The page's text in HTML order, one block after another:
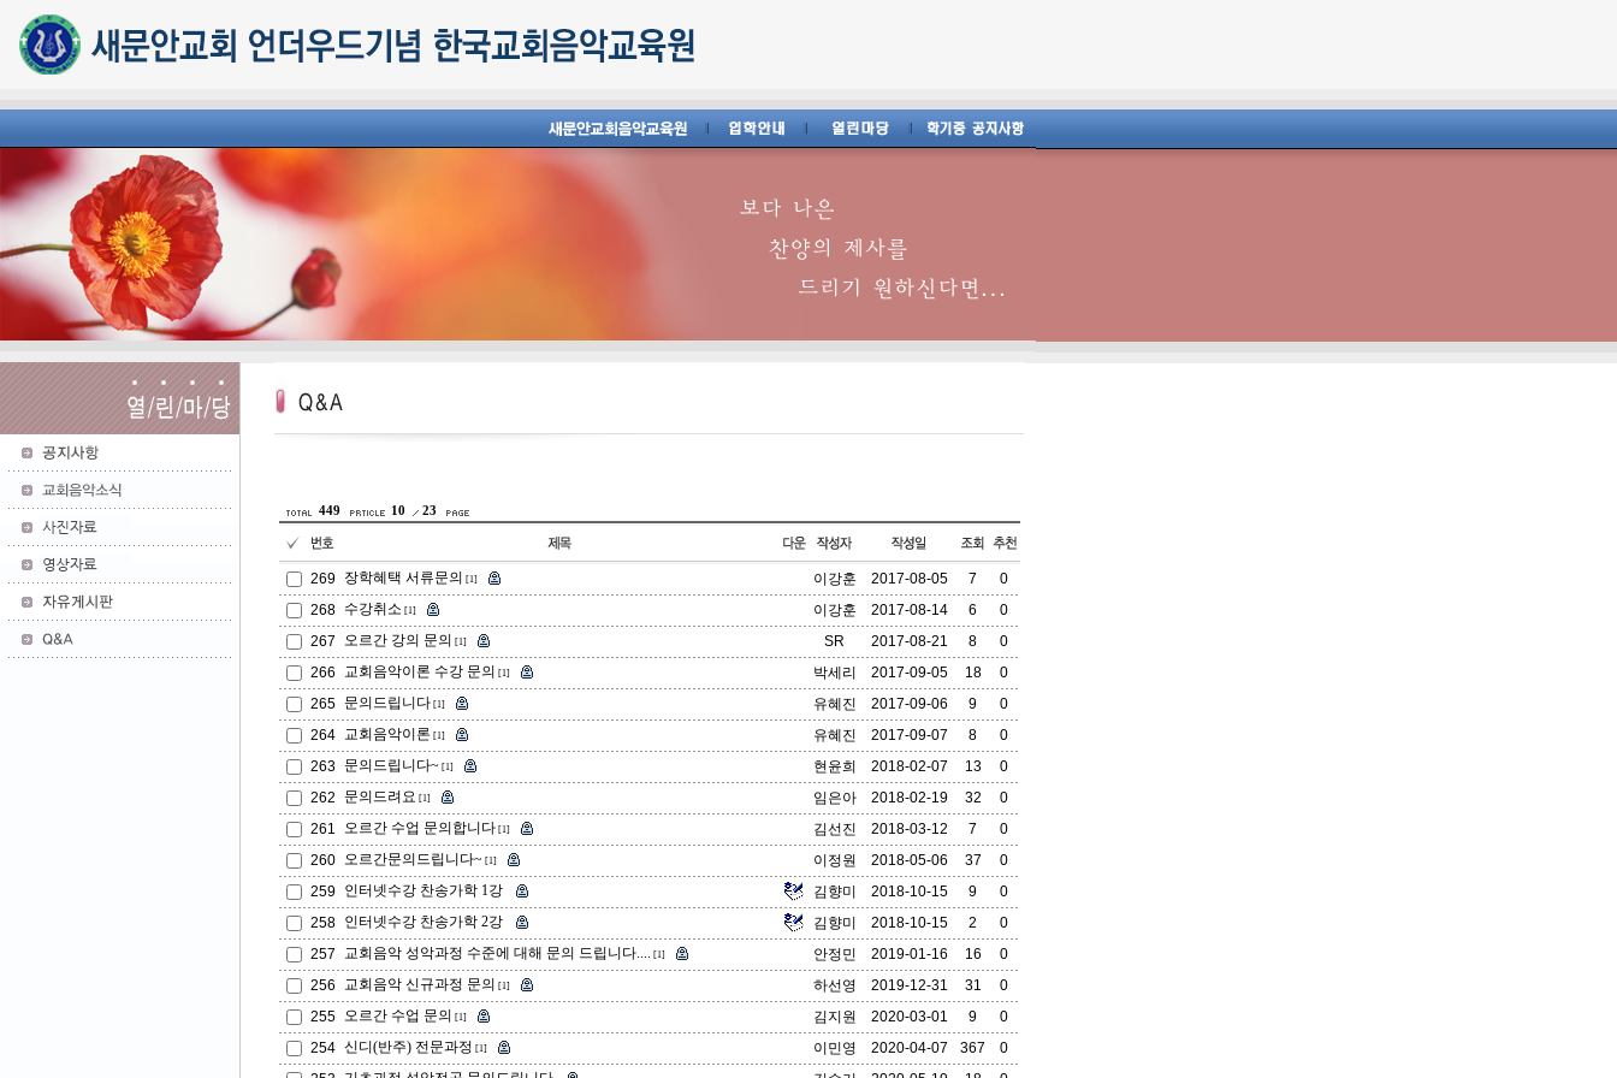
449 10 23
269 장학혜택 서류문의 [1] 이강훈 2017-08-05 7
0
268
수강취소 [1] 이강훈 2017-08-14 6
0
267
오르간 강의 문의 [1] SR 2017-08-21 8
0
266
교회음악이론 수강 문의 [1] 박세리 2017-09-05 18
0
265
문의드립니다[1] 유혜진 2017-09-06 9
0
264
교회음악이론 [1] 유혜진 2017-09-07 8
0
263
문의드립니다~ [1] 현윤희 2018-02-07 13
0
262
문의드려요 [1] 임은아 2018-02-19 32
0
261
오르간 수업 문의합니다[1] 김선진 2018-03-12 7
0
260
오르간문의드립니다~ [1] 이정원 2018-05-06 37
0
259
인터넷수강 찬송가학 1강 김향미 2018-10-15 9
0
258
인터넷수강 찬송가학 2강 김향미 2018-10-15 2
0
257
교회음악 성악과정 수준에 대해 문의 드립니다.... [1] 안정민 2019-01-16 16
0
256
교회음악 신규과정 문의 [1] 하선영 2019-12-31 31
0
255
오르간 수업 문의 [1] 김지원 2020-03-01 9
0
254 신디(반주) 전문과정 [1] 이민영 2020-04-07 367
0